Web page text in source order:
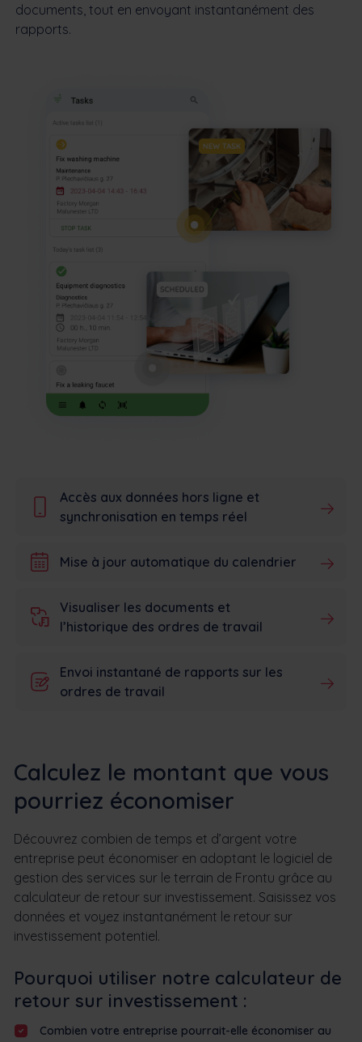
documents, tout en envoyant instantanément des
rapports.
Accès aux données hors ligne et
synchronisation en temps réel
Mise à jour automatique du calendrier
Visualiser les documents et
l’historique des ordres de travail
Envoi instantané de rapports sur les
ordres de travail
Calculez le montant que vous
pourriez économiser
Découvrez combien de temps et d’argent votre
entreprise peut économiser en adoptant le logiciel de
gestion des services sur le terrain de Frontu grâce au
calculateur de retour sur investissement. Saisissez vos
données et voyez instantanément le retour sur
investissement potentiel.
Pourquoi utiliser notre calculateur de
retour sur investissement :
Combien votre entreprise pourrait-elle économiser au